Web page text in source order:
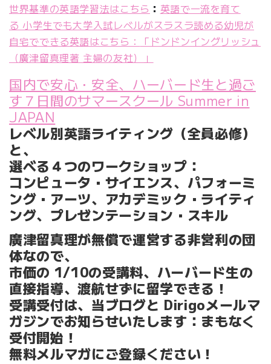
世界基準の英語学習法はこちら ： 英語で一流を育て
る 小学生でも大学入試レベルがスラスラ読める幼児が
自宅でできる英語はこちら：
「ドンドンイングリッシュ
（廣津留真理著 主婦の友社）」
国内で安心・安全、ハーバード生と過ご
す７日間のサマースクール Summer in
JAPAN
レベル別英語ライティング（全員必修）
と、
選べる４つのワークショップ：
コンピュータ・サイエンス、パフォーミ
ング・アーツ、アカデミック・ライティ
ング、プレゼンテーション・スキル
廣津留真理が無償で運営する非営利の団
体なので、
市価の 1/10の受講料、ハーバード生の
直接指導、渡航せずに留学できる！
受講受付は、当ブログと Dirigoメールマ
ガジンでお知らせいたします：まもなく
受付開始！
無料メルマガにご登録ください！